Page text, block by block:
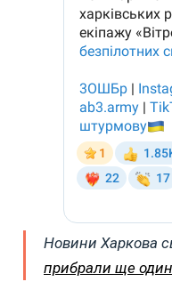
Новини Харкова
прибрали ще